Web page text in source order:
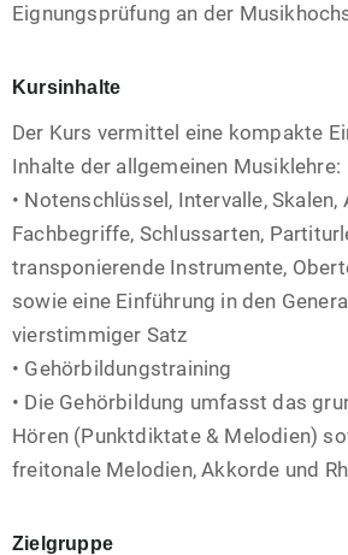
Eignungsprüfung an der
Kursinhalte
Der Kurs vermittel eine kompakte
Inhalte der allgemeinen Musiklehre:
• Notenschlüssel, Intervalle, Skalen,
Fachbegriffe, Schlussarten,
transponierende Instrumente,
sowie eine Einführung in den
vierstimmiger Satz
• Gehörbildungstraining
• Die Gehörbildung umfasst das
Hören (Punktdiktate & Melodien)
freitonale Melodien, Akkorde und
Zielgruppe